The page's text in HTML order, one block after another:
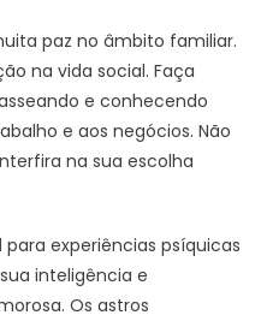
paz no âmbito familiar.
na vida social. Faça
e conhecendo
e aos negócios. Não
na sua escolha
para experiências psíquicas
inteligência e
Os astros